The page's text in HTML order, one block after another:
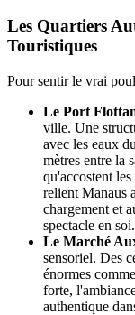
Les Quartiers
Touristiques
Pour sentir le vrai
Le Port
ville. Une
avec les eaux
mètres entre la
qu'accostent
relient Manaus
chargement et
spectacle en soi.
Le Marché
sensoriel. Des
énormes
forte,
authentique